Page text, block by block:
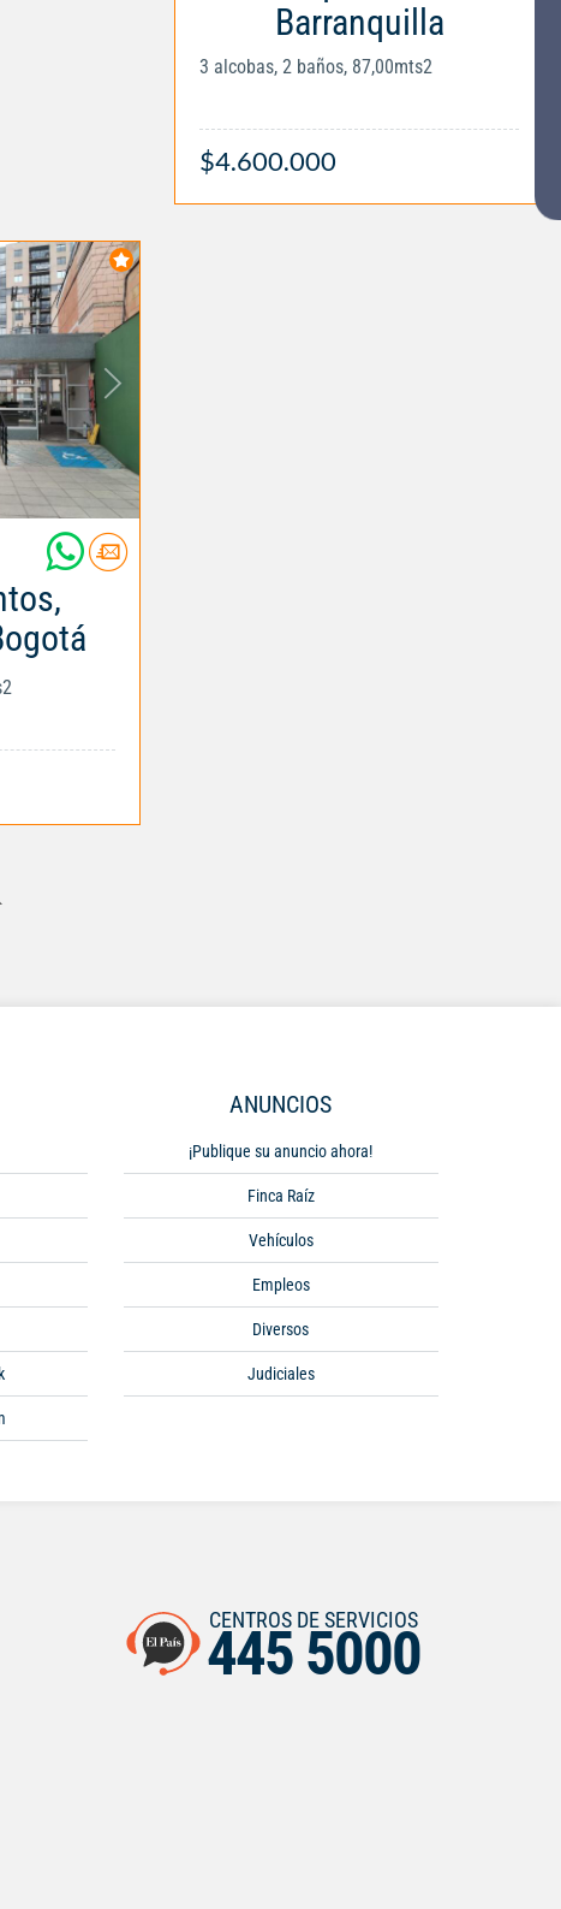
Barranquilla
3 alcobas, 2 baños, 87,00mts2
$4.600.000
ANUNCIOS
¡Publique su anuncio ahora!
Finca Raíz
Vehículos
Empleos
Diversos
Judiciales
CENTROS DE SERVICIOS
445 5000